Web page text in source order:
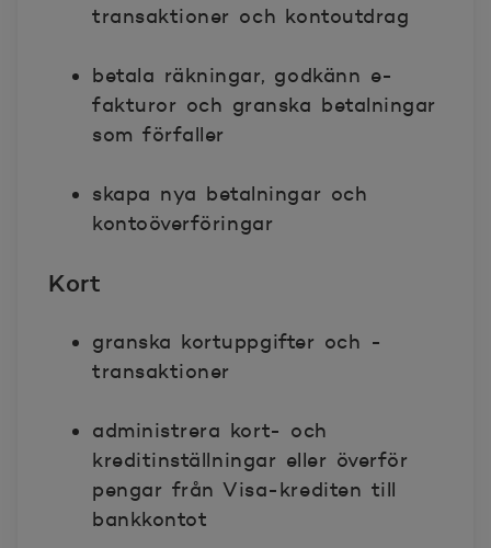
transaktioner och kontoutdrag
betala räkningar, godkänn e-
fakturor och granska betalningar
som förfaller
skapa nya betalningar och
kontoöverföringar
Kort
granska kortuppgifter och -
transaktioner
administrera kort- och
kreditinställningar eller överför
pengar från Visa-krediten till
bankkontot